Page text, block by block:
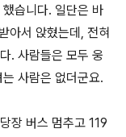
습니다. 일단은 바
아서 앉혔는데, 전혀
. 사람들은 모두 웅
사람은 없더군요.
장 버스 멈추고 119